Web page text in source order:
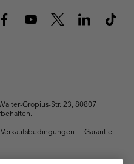
Gropius-Str. 23, 80807
Garantie